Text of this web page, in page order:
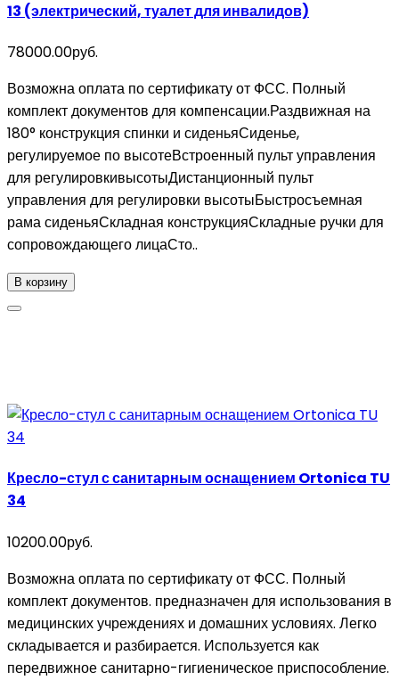
13 (электрический, туалет для инвалидов)
78000.00руб.
Возможна оплата по сертификату от ФСС. Полный
комплект документов для компенсации.Раздвижная на
180° конструкция спинки и сиденьяСиденье,
регулируемое по высотеВстроенный пульт управления
для регулировкивысотыДистанционный пульт
управления для регулировки высотыБыстросъемная
рама сиденьяСкладная конструкцияСкладные ручки для
сопровождающего лицаСто..
В корзину
Кресло-стул с санитарным оснащением Ortonica TU
34
10200.00руб.
Возможна оплата по сертификату от ФСС. Полный
комплект документов. предназначен для использования в
медицинских учреждениях и домашних условиях. Легко
складывается и разбирается. Используется как
передвижное санитарно-гигиеническое приспособление.